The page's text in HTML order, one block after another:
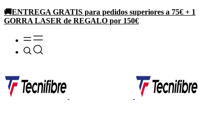
🚚ENTREGA GRATIS para pedidos superiores a 75€ + 1
GORRA LASER de REGALO por 150€